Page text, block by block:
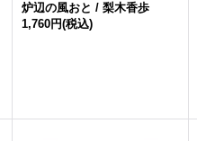
炉辺の風おと / 梨木香歩
1,760円(税込)